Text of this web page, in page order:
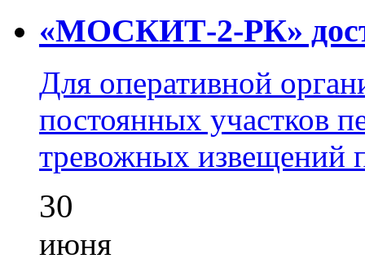
«МОСКИТ-2-РК»
Для оперативной
постоянных участков
тревожных извещений
30
июня